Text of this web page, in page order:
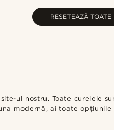
RESETEAZĂ TOATE
ul nostru. Toate curelele
modernă, ai toate